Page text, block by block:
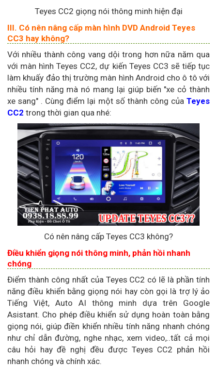
Teyes CC2 giọng nói thông minh hiện đại
III. Có nên nâng cấp màn hình DVD Android Teyes
CC3 hay không?
Với nhiều thành công vang dội trong hơn nữa năm qua
với màn hình Teyes CC2, dự kiến Teyes CC3 sẽ tiếp tục
làm khuấy đảo thị trường màn hình Android cho ô tô với
nhiều tính năng mà nó mang lại giúp biến "xe cỏ thành
xe sang" . Cùng điểm lại một số thành công của Teyes
CC2 trong thời gian qua nhé:
Có nên nâng cấp Teyes CC3 không?
Điều khiển giọng nói thông minh, phản hồi nhanh
chóng
Điểm thành công nhất của Teyes CC2 có lẽ là phần tính
năng điều khiển bằng giọng nói hay còn gọi là trợ lý ảo
Tiếng Việt, Auto AI thông minh dựa trên Google
Asistant. Cho phép điều khiển sử dụng hoàn toàn bằng
giọng nói, giúp điền khiển nhiều tính năng nhanh chóng
như chỉ dẫn đường, nghe nhạc, xem video,..tất cả mọi
câu hỏi hay đề nghị đều được Teyes CC2 phản hồi
nhanh chóng và chính xác.